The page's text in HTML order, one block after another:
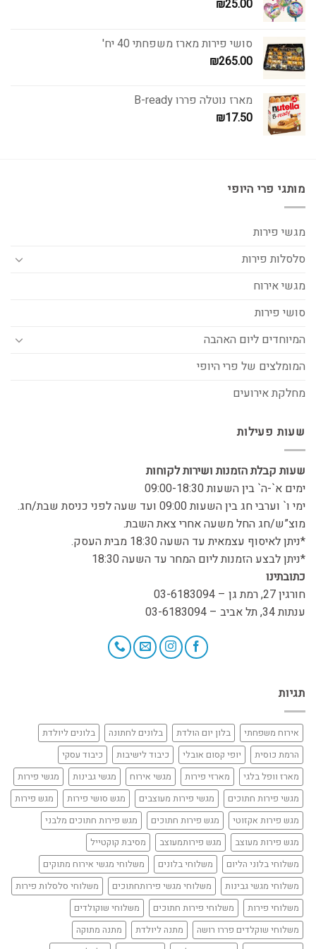
₪25.00
סושי פירות מארז משפחתי 40 יח'
₪265.00
מארז נוטלה פררו B-ready
₪17.50
מותגי פרי היופי
מגשי פירות
סלסלות פירות
מגשי אירוח
סושי פירות
המיוחדים ליום האהבה
המומלצים של פרי היופי
מחלקת אירועים
שעות פעילות
שעות קבלת הזמנות ושירות לקוחות
ימים א`-ה` בין השעות 09:00-18:30
ימי ו` וערבי חג בין השעות 09:00 ועד שעה לפני כניסת שבת/חג.
מוצ”ש/חג החל משעה אחרי צאת השבת.
*ניתן לאיסוף עצמאית עד השעה 18:30 מבית העסק.
*ניתן לבצע הזמנות ליום המחר עד השעה 18:30
כתובתינו
חורגין 27, רמת גן – 03-6183094
ענתות 34, תל אביב – 03-6183094
תגיות
אירוח משפחתי בלון יום הולדת בלונים לחתונה
בלונים ליולדת
הרמת כוסית
יופי קסום אובלי כיבוד לישיבות
כיבוד עסקי
מארז וופל בלגי
מארזי פירות מגשי אירוח מגשי גבינות
מגשי פירות
מגשי פירות חתוכים
מגשי פירות מעוצבים מגש סושי פירות
מגש פירות
מגש פירות אקזוטי
מגש פירות חתוכים
מגש פירות חתוכים מלבני
מגש פירות מעוצב
מגש פירותמעוצב
מסיבת קוקטייל
משלוחי בלוני הליום
משלוחי בלונים
משלוחי מגשי אירוח מתוקים
משלוחי מגשי גבינות
משלוחי מגשי פירותחתוכים
משלוחי סלסלות פירות
משלוחי פירות
משלוחי פירות חתוכים
משלוחי שוקולדים
משלוחי שוקלדים פררו רושה
מתנה ליולדת
מתנה מתוקה